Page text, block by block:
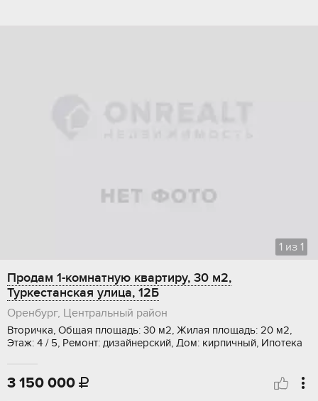
1 из 1
Продам 1-комнатную квартиру, 30 м2,
Туркестанская улица, 12Б
Оренбург, Центральный район
Вторичка, Общая площадь: 30 м2, Жилая площадь: 20 м2,
Этаж: 4 / 5, Ремонт: дизайнерский, Дом: кирпичный, Ипотека
3 150 000 